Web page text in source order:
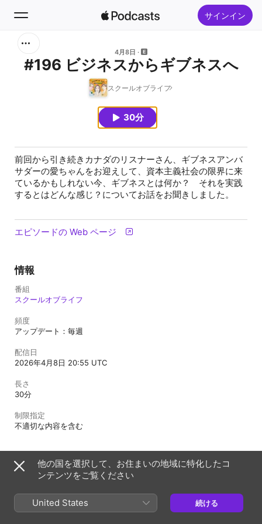
サインイン
4月8日
#196 ビジネスからギブネスへ
スクールオブライフ
30分
前回から引き続きカナダのリスナーさん、ギブネスアンバ
サダーの愛ちゃんをお迎えして、資本主義社会の限界に来
ているかもしれない今、ギブネスとは何か？ それを実践
するとはどんな感じ？についてお話をお聞きしました。
エピソードの Web ページ
情報
番組
スクールオブライフ
頻度
アップデート：毎週
配信日
2026年4月8日 20:55 UTC
長さ
30分
制限指定
不適切な内容を含む
日本 English (US)
インターネットサービス利用規約
Apple Podcast Web プレーヤーとプライバシー
Cookieに関する警告
他の国を選択して、お住まいの地域に特化したコ
ンテンツをご覧ください
United States 続ける